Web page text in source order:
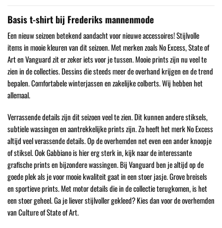
Basis t-shirt bij Frederiks mannenmode
Een nieuw seizoen betekend aandacht voor nieuwe accessoires! Stijlvolle
items in mooie kleuren van dit seizoen. Met merken zoals No Excess, State of
Art en Vanguard zit er zeker iets voor je tussen. Mooie prints zijn nu veel te
zien in de collecties. Dessins die steeds meer de overhand krijgen en de trend
bepalen. Comfortabele winterjassen en zakelijke colberts. Wij hebben het
allemaal.
Verrassende details zijn dit seizoen veel te zien. Dit kunnen andere stiksels,
subtiele wassingen en aantrekkelijke prints zijn. Zo heeft het merk No Excess
altijd veel verassende details. Op de overhemden net even een ander knoopje
of stiksel. Ook Gabbiano is hier erg sterk in, kijk naar de interessante
grafische prints en bijzondere wassingen. Bij Vanguard ben je altijd op de
goede plek als je voor mooie kwaliteit gaat in een stoer jasje. Grove breisels
en sportieve prints. Met motor details die in de collectie terugkomen, is het
een stoer geheel. Ga je liever stijlvoller gekleed? Kies dan voor de overhemden
van Culture of State of Art.